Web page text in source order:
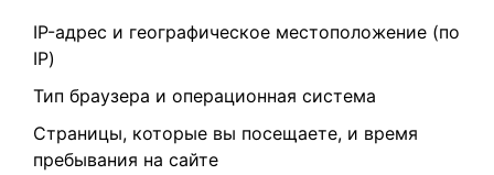
IP-адрес и географическое местоположение (по
IP)
Тип браузера и операционная система
Страницы, которые вы посещаете, и время
пребывания на сайте